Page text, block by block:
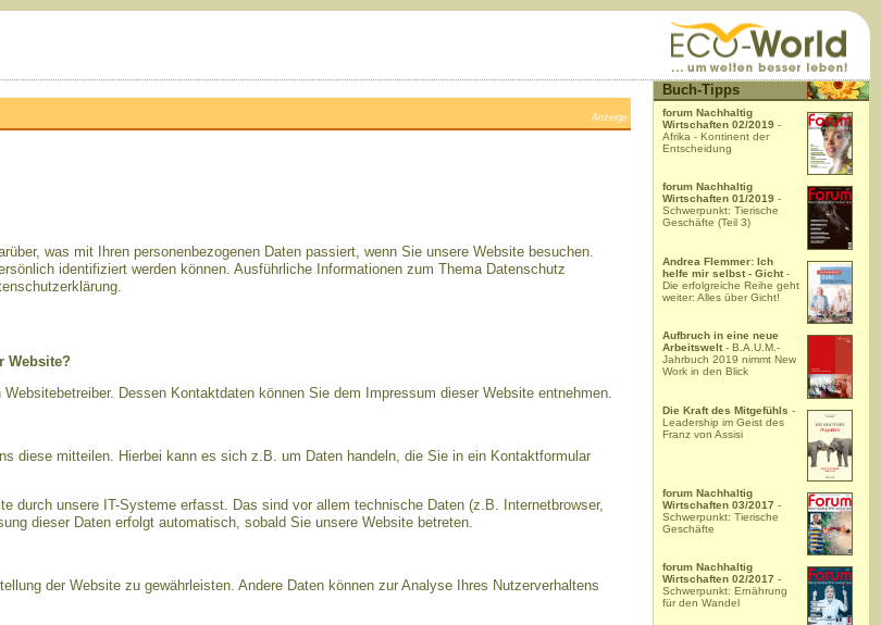
Anzeige
was mit Ihren personenbezogenen Daten passiert, wenn Sie unsere Website besuchen.
identifiziert werden können. Ausführliche Informationen zum Thema Datenschutz
Website?
Dessen Kontaktdaten können Sie dem Impressum dieser Website entnehmen.
diese mitteilen. Hierbei kann es sich z.B. um Daten handeln, die Sie in ein Kontaktformular
durch unsere IT-Systeme erfasst. Das sind vor allem technische Daten (z.B. Internetbrowser,
dieser Daten erfolgt automatisch, sobald Sie unsere Website betreten.
der Website zu gewährleisten. Andere Daten können zur Analyse Ihres Nutzerverhaltens
Buch-Tipps
forum Nachhaltig
Wirtschaften 02/2019 -
Afrika - Kontinent der
Entscheidung
forum Nachhaltig
Wirtschaften 01/2019 -
Schwerpunkt: Tierische
Geschäfte (Teil 3)
Andrea Flemmer: Ich
helfe mir selbst - Gicht -
Die erfolgreiche Reihe geht
weiter: Alles über Gicht!
Aufbruch in eine neue
Arbeitswelt - B.A.U.M.-
Jahrbuch 2019 nimmt New
Work in den Blick
Die Kraft des Mitgefühls -
Leadership im Geist des
Franz von Assisi
forum Nachhaltig
Wirtschaften 03/2017 -
Schwerpunkt: Tierische
Geschäfte
forum Nachhaltig
Wirtschaften 02/2017 -
Schwerpunkt: Ernährung
für den Wandel